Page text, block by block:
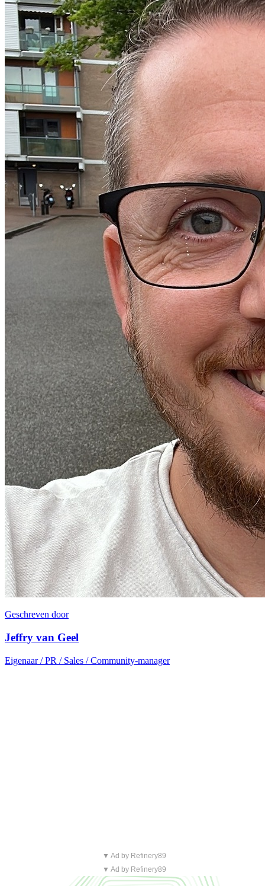
Geschreven door
Jeffry van Geel
Eigenaar / PR / Sales / Community-manager
▼ Ad by Refinery89
▼ Ad by Refinery89